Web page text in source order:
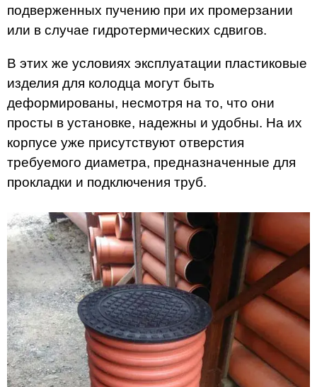
подверженных пучению при их промерзании
или в случае гидротермических сдвигов.
В этих же условиях эксплуатации пластиковые
изделия для колодца могут быть
деформированы, несмотря на то, что они
просты в установке, надежны и удобны. На их
корпусе уже присутствуют отверстия
требуемого диаметра, предназначенные для
прокладки и подключения труб.